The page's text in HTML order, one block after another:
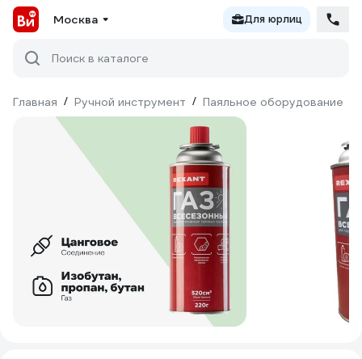
Москва Для юрлиц
Поиск в каталоге
Главная / Ручной инструмент / Паяльное оборудование